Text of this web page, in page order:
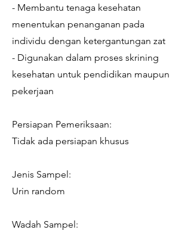
- Membantu tenaga kesehatan
menentukan penanganan pada
individu dengan ketergantungan zat
- Digunakan dalam proses skrining
kesehatan untuk pendidikan maupun
pekerjaan
Persiapan Pemeriksaan:
Tidak ada persiapan khusus
Jenis Sampel:
Urin random
Wadah Sampel: